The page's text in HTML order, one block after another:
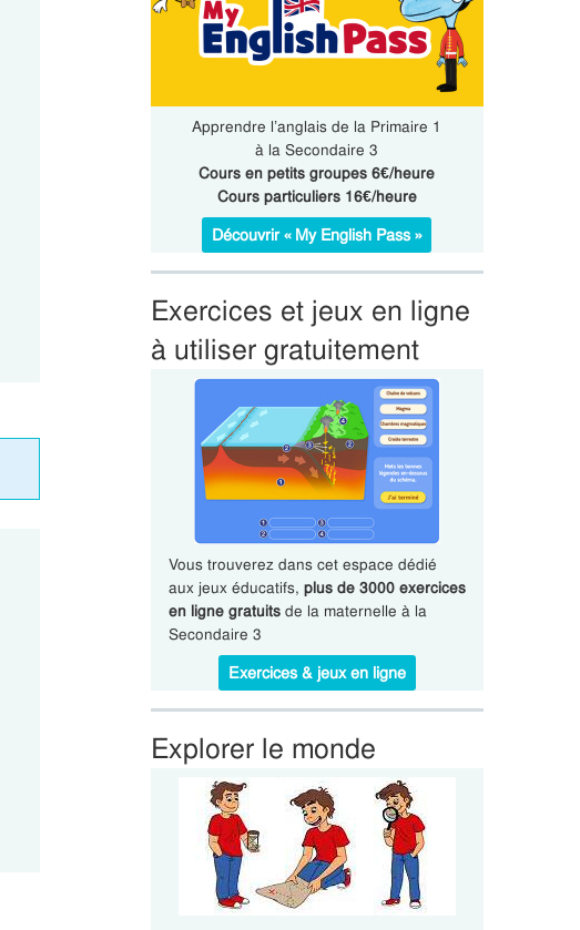
Apprendre l’anglais de la Primaire 1
à la Secondaire 3
Cours en petits groupes 6€/heure
Cours particuliers 16€/heure
Découvrir « My English Pass »
Exercices et jeux en ligne
à utiliser gratuitement
Vous trouverez dans cet espace dédié
aux jeux éducatifs, plus de 3000 exercices
en ligne gratuitsde la maternelle à la
Secondaire 3
Exercices & jeux en ligne
Explorer le monde